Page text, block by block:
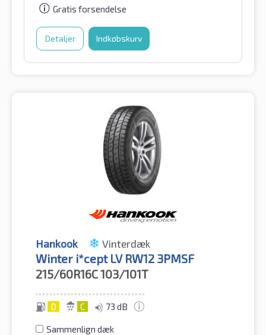
Gratis forsendelse
Detaljer Indkøbskurv
Hankook Vinterdæk
Winter i*cept LV RW12 3PMSF
215/60R16C103/101T
D C 73 dB
Sammenlign dæk